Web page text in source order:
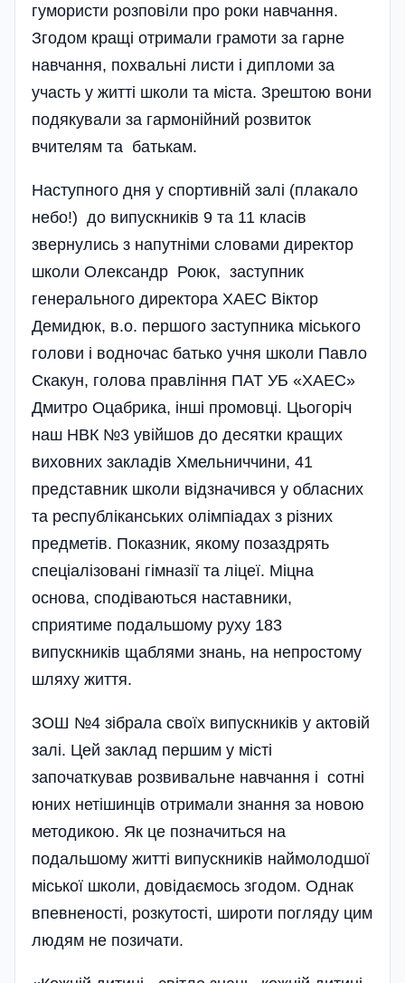
гумористи розповіли про роки навчання.
Згодом кращі отримали грамоти за гарне
навчання, похвальні листи і дипломи за
участь у житті школи та міста. Зрештою вони
подякували за гармонійний розвиток
вчителям та батькам.
Наступного дня у спортивній залі (плакало
небо!) до випускників 9 та 11 класів
звернулись з напутніми словами директор
школи Олександр Роюк, заступник
генерального директора ХАЕС Віктор
Демидюк, в.о. першого заступника міського
голови і водночас батько учня школи Павло
Скакун, голова правління ПАТ УБ «ХАЕС»
Дмитро Оцабрика, інші промовці. Цьогоріч
наш НВК №3 увійшов до десятки кращих
виховних закладів Хмельниччини, 41
представник школи відзначився у обласних
та республіканських олімпіадах з різних
предметів. Показник, якому позаздрять
спеціалізовані гімназії та ліцеї. Міцна
основа, сподіваються наставники,
сприятиме подальшому руху 183
випускників щаблями знань, на непростому
шляху життя.
ЗОШ №4 зібрала своїх випускників у актовій
залі. Цей заклад першим у місті
започаткував розвивальне навчання і сотні
юних нетішинців отримали знання за новою
методикою. Як це позначиться на
подальшому житті випускників наймолодшої
міської школи, довідаємось згодом. Однак
впевненості, розкутості, широти погляду цим
людям не позичати.